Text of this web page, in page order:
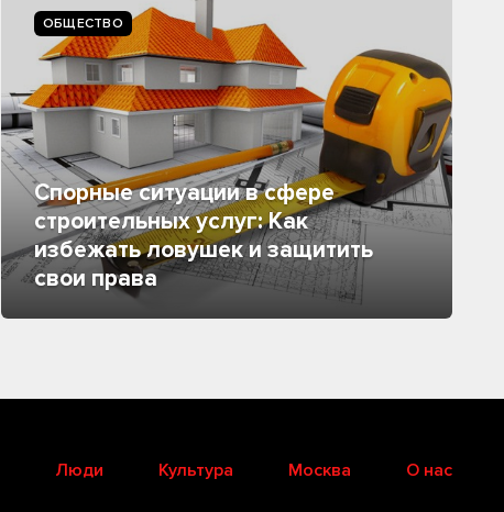
ОБЩЕСТВО
Спорные ситуации в сфере
строительных услуг: Как
избежать ловушек и защитить
свои права
Люди Культура Москва О нас